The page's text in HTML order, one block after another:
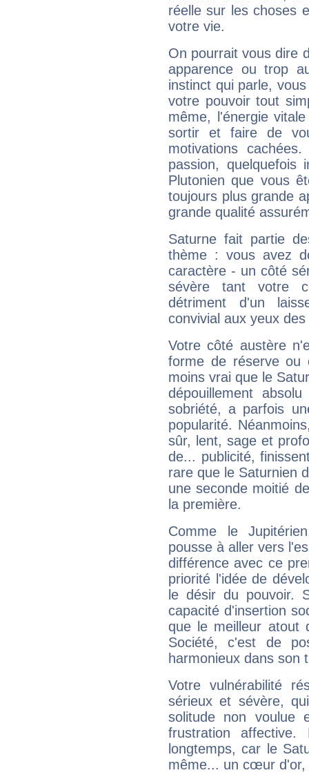
réelle sur les choses
votre vie.
On pourrait vous dire
apparence ou trop
instinct qui parle,
votre pouvoir tout
même, l'énergie
sortir et faire de
motivations
passion, quelquefois
Plutonien que vous
toujours plus grande
grande qualité
Saturne fait partie
thème : vous avez
caractère - un côté
sévère tant votre
détriment d'un
convivial aux yeux
Votre côté austère
forme de réserve
moins vrai que le
dépouillement
sobriété, a parfois
popularité.
sûr, lent, sage et
de... publicité,
rare que le Saturnien
une seconde moitié
la première.
Comme le
pousse à aller vers
différence avec ce
priorité l'idée de
le désir du pouvoir.
capacité d'insertion
que le meilleur atout
Société, c'est de
harmonieux dans son
Votre vulnérabilité
sérieux et sévère,
solitude non voulue
frustration
longtemps, car le
même... un cœur d'or,